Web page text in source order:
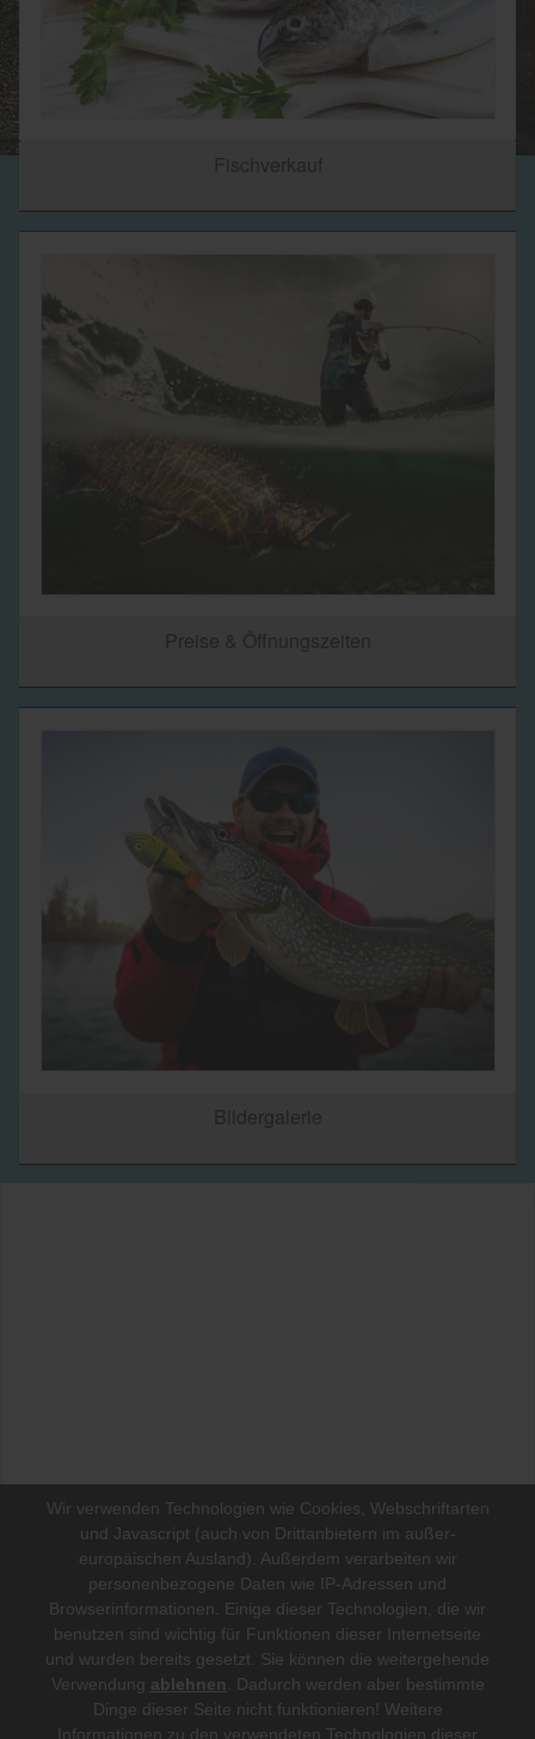
Fischverkauf
Preise & Öffnungszeiten
Bildergalerie
Wir verwenden Technologien wie Cookies, Webschriftarten
und Javascript (auch von Drittanbietern im außer-
europäischen Ausland). Außerdem verarbeiten wir
personenbezogene Daten wie IP-Adressen und
Browserinformationen. Einige dieser Technologien, die wir
benutzen sind wichtig für Funktionen dieser Internetseite
und wurden bereits gesetzt. Sie können die weitergehende
Verwendung ablehnen
Dadurch werden aber bestimmte
Dinge dieser Seite nicht funktionieren! Weitere
Informationen zu den verwendeten Technologien dieser